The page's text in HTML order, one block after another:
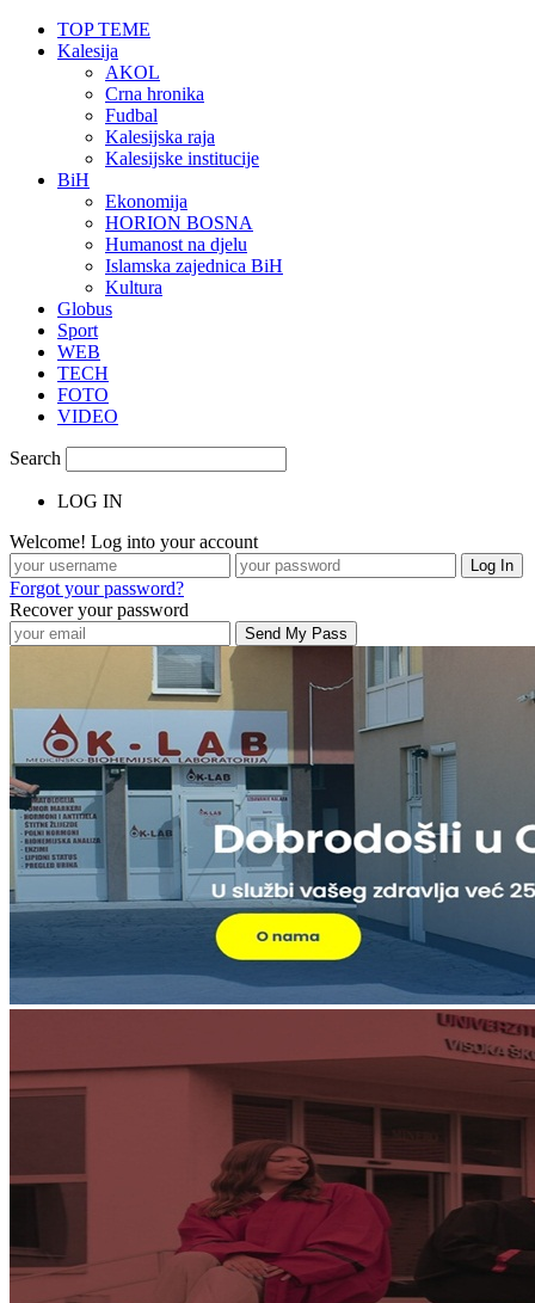
TOP TEME
Kalesija
AKOL
Crna hronika
Fudbal
Kalesijska raja
Kalesijske institucije
BiH
Ekonomija
HORION BOSNA
Humanost na djelu
Islamska zajednica BiH
Kultura
Globus
Sport
WEB
TECH
FOTO
VIDEO
Search
LOG IN
Welcome! Log into your account
Forgot your password?
Recover your password